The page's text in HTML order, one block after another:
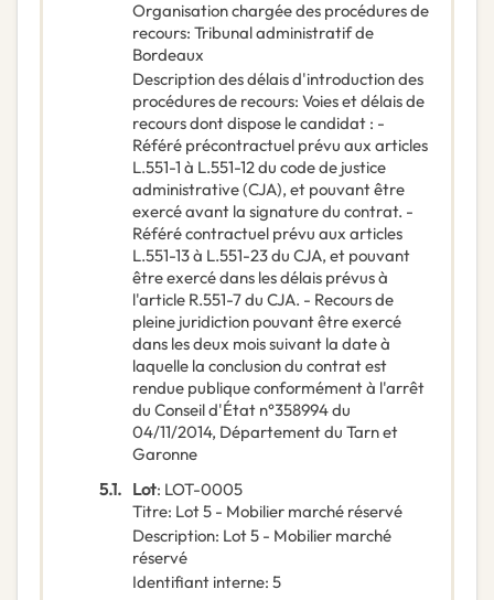
Organisation chargée des procédures de
recours: Tribunal administratif de
Bordeaux
Description des délais d'introduction des
procédures de recours: Voies et délais de
recours dont dispose le candidat : -
Référé précontractuel prévu aux articles
L.551-1 à L.551-12 du code de justice
administrative (CJA), et pouvant être
exercé avant la signature du contrat. -
Référé contractuel prévu aux articles
L.551-13 à L.551-23 du CJA, et pouvant
être exercé dans les délais prévus à
l'article R.551-7 du CJA. - Recours de
pleine juridiction pouvant être exercé
dans les deux mois suivant la date à
laquelle la conclusion du contrat est
rendue publique conformément à l'arrêt
du Conseil d'État n°358994 du
04/11/2014, Département du Tarn et
Garonne
5.1. Lot: LOT-0005
Titre: Lot 5 - Mobilier marché réservé
Description: Lot 5 - Mobilier marché
réservé
Identifiant interne: 5